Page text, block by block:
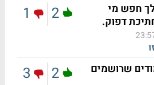
חפש מי
דפוק.
2
1
שרושמים
2
3